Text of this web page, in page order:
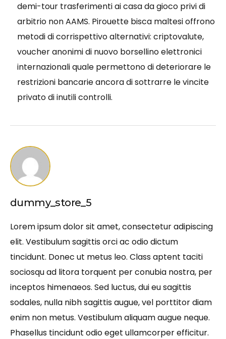
demi-tour trasferimenti ai casa da gioco privi di
arbitrio non AAMS. Pirouette bisca maltesi offrono
metodi di corrispettivo alternativi: criptovalute,
voucher anonimi di nuovo borsellino elettronici
internazionali quale permettono di deteriorare le
restrizioni bancarie ancora di sottrarre le vincite
privato di inutili controlli.
dummy_store_5
Lorem ipsum dolor sit amet, consectetur adipiscing
elit. Vestibulum sagittis orci ac odio dictum
tincidunt. Donec ut metus leo. Class aptent taciti
sociosqu ad litora torquent per conubia nostra, per
inceptos himenaeos. Sed luctus, dui eu sagittis
sodales, nulla nibh sagittis augue, vel porttitor diam
enim non metus. Vestibulum aliquam augue neque.
Phasellus tincidunt odio eget ullamcorper efficitur.